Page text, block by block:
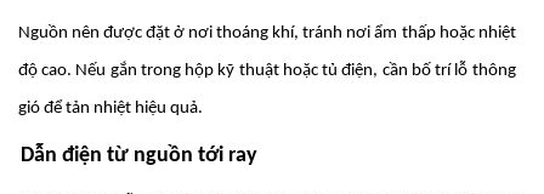
Nguồn nên được đặt ở nơi thoáng khí, tránh nơi ẩm thấp hoặc nhiệt
độ cao. Nếu gắn trong hộp kỹ thuật hoặc tủ điện, cần bố trí lỗ thông
gió để tản nhiệt hiệu quả.
Dẫn điện từ nguồn tới ray